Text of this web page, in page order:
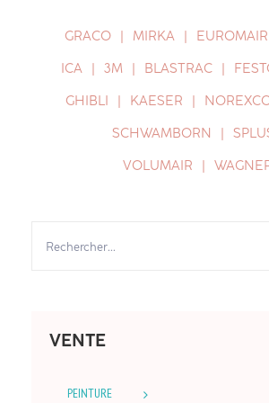
GRACO MIRKA EUROMAIR
ICA
3M BLASTRAC
GHIBLI
KAESER
SCHWAMBORN
VOLUMAIR
VENTE
PEINTURE